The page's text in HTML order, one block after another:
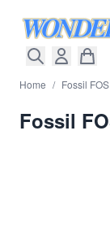
Home / Fossil
Fossil